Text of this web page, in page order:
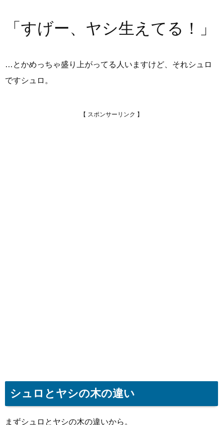
「すげー、ヤシ生えてる！」
…とかめっちゃ盛り上がってる人いますけど、それシュロ
ですシュロ。
シュロとヤシの木の違い
まずシュロとヤシの木の違いから。